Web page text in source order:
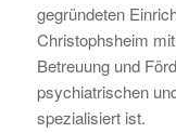
gegründeten
Christophsheim
Betreuung und
psychiatrischen
spezialisiert ist.